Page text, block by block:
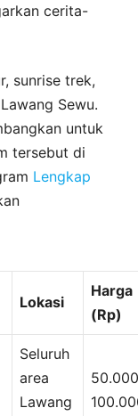
cerita-
sunrise trek,
Sewu.
untuk
tersebut di
Lengkap
Lokasi
Harga
(Rp)
Seluruh
area
Lawang